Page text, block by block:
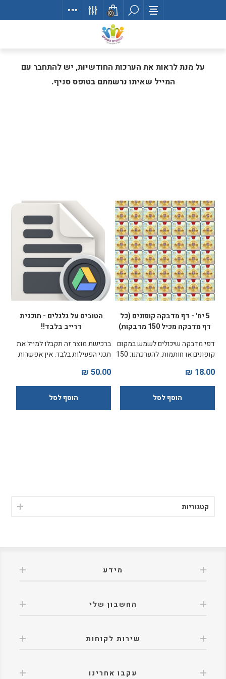
(0)
על מנת לראות את הערכות החודשיות, יש להתחבר עם
המייל שאיתו נרשמתם בטופס סניף.
5 יח' - דף מדבקה קופונים (כל
דף מדבקה מכיל 150 מדבקות)
דפי מדבקה שיכולים לשמש במקום
קופונים או חותמות. להערכתנו: 150
אחד לחמישה ילדים
18.00 ₪
הטובים על גלגלים - תוכנית
דרייב בלבד!!
ברכישת מוצר זה תקבלו למייל את
תכני הפעילות בלבד. אין אפשרות
מלאות.
50.00 ₪
קטגוריות
מידע
החשבון שלי
שירות לקוחות
עקבו אחרינו